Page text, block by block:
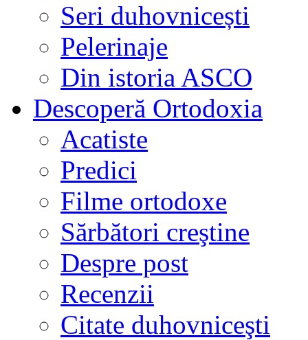
Seri duhovnicești
Pelerinaje
Din istoria ASCO
Descoperă Ortodoxia
Acatiste
Predici
Filme ortodoxe
Sărbători creştine
Despre post
Recenzii
Citate duhovniceşti